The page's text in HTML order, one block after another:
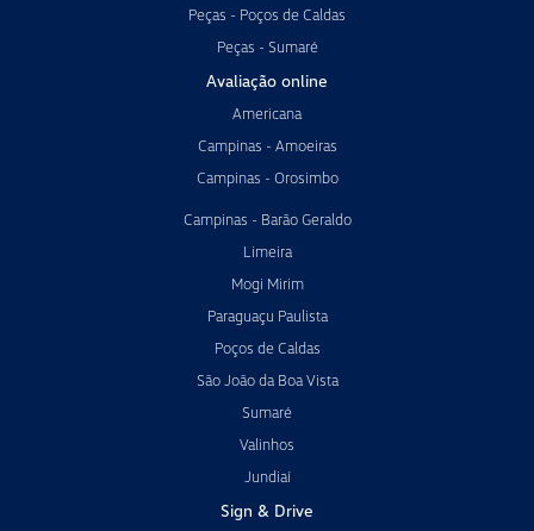
Peças - Poços de Caldas
Peças - Sumaré
Avaliação online
Americana
Campinas - Amoeiras
Campinas - Orosimbo
Campinas - Barão Geraldo
Limeira
Mogi Mirim
Paraguaçu Paulista
Poços de Caldas
São João da Boa Vista
Sumaré
Valinhos
Jundiaí
Sign & Drive